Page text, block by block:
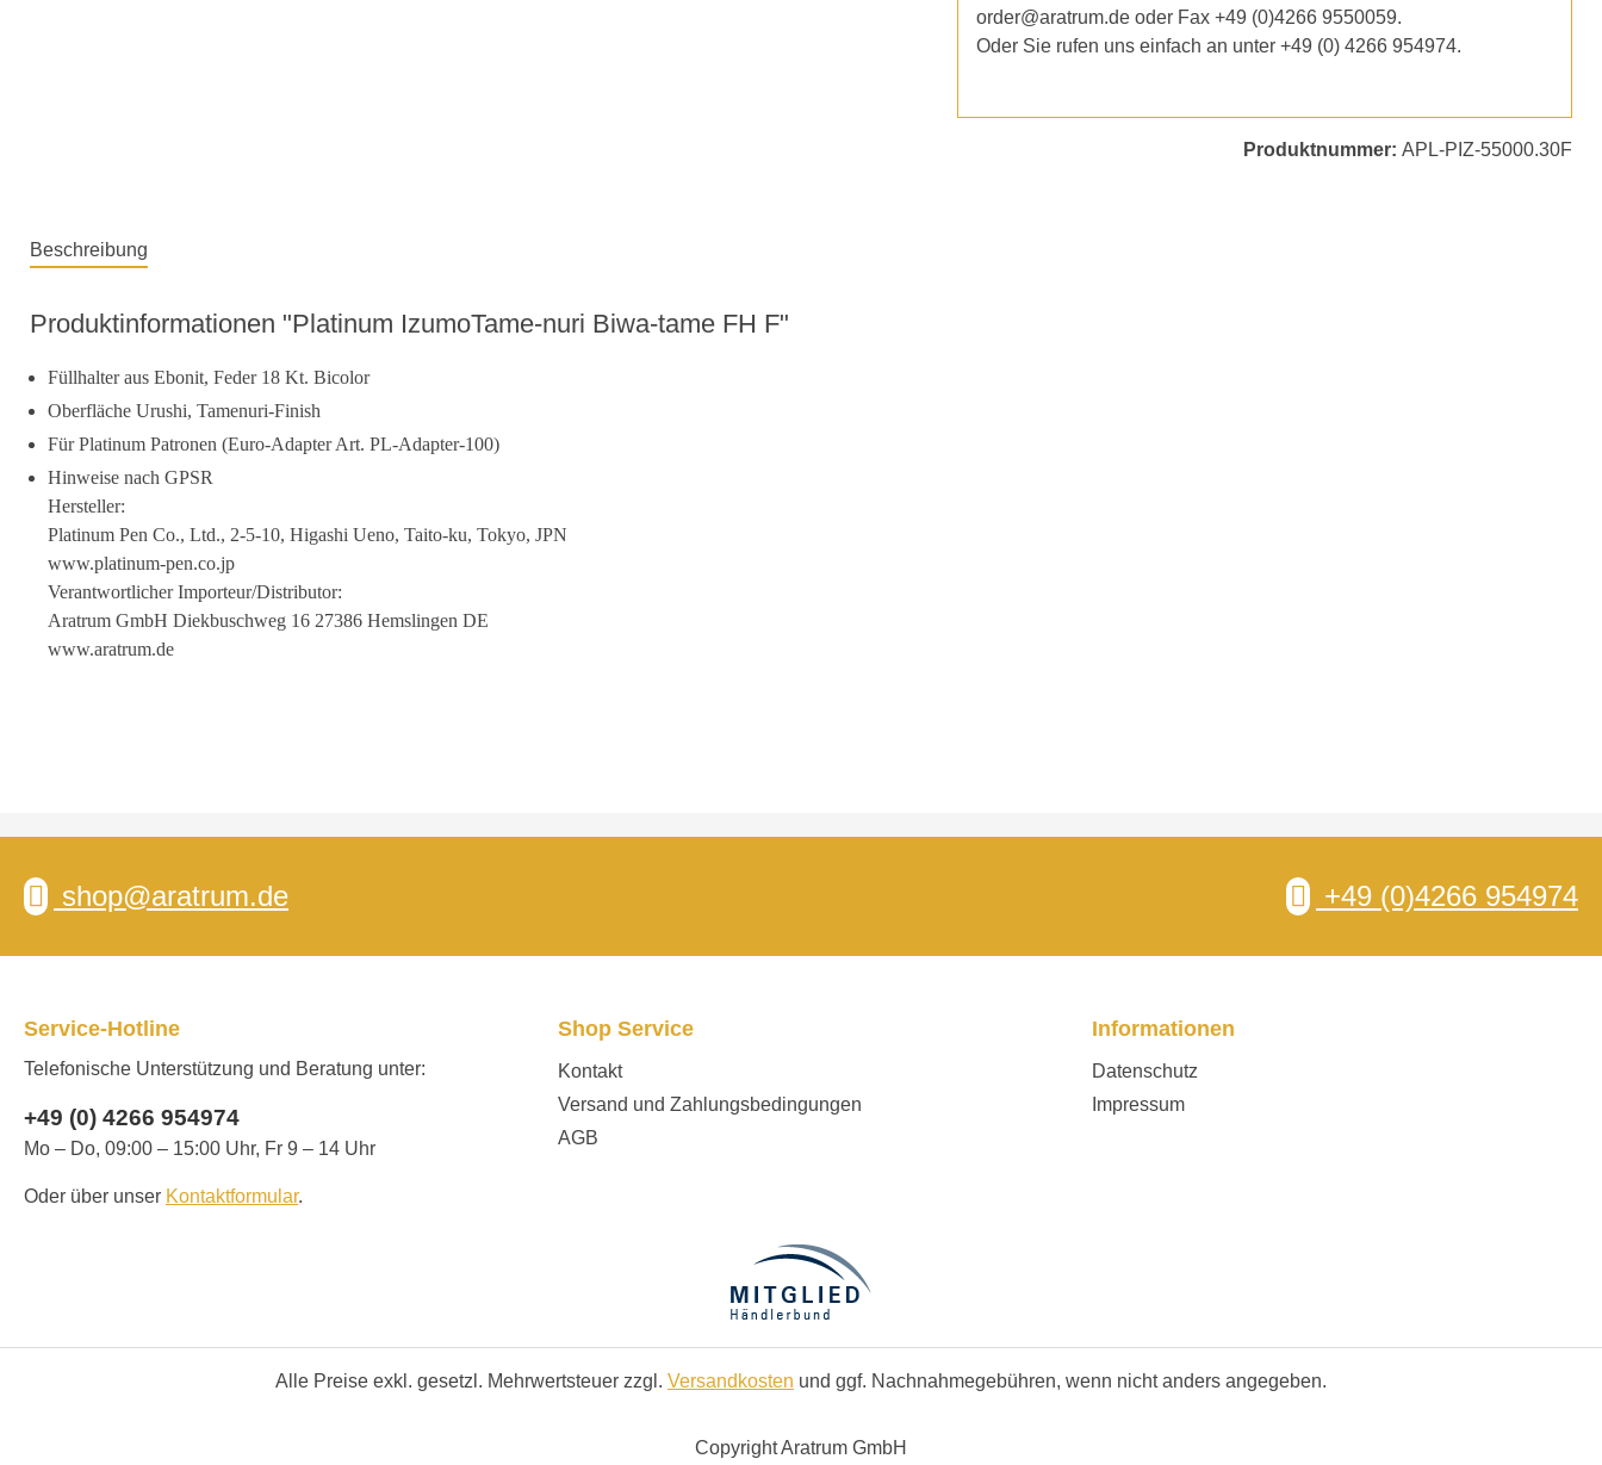
order@aratrum.de oder Fax +49 (0)4266 9550059.
Oder Sie rufen uns einfach an unter +49 (0) 4266 954974.
Produktnummer: APL-PIZ-55000.30F
Beschreibung
Produktinformationen "Platinum IzumoTame-nuri Biwa-tame FH F"
Füllhalter aus Ebonit, Feder 18 Kt. Bicolor
Oberfläche Urushi, Tamenuri-Finish
Für Platinum Patronen (Euro-Adapter Art. PL-Adapter-100)
Hinweise nach GPSR
Hersteller:
Platinum Pen Co., Ltd., 2-5-10, Higashi Ueno, Taito-ku, Tokyo, JPN
www.platinum-pen.co.jp
Verantwortlicher Importeur/Distributor:
Aratrum GmbH Diekbuschweg 16 27386 Hemslingen DE
www.aratrum.de
shop@aratrum.de +49 (0)4266 954974
Service-Hotline
Telefonische Unterstützung und Beratung unter:
+49 (0) 4266 954974
Mo – Do, 09:00 – 15:00 Uhr, Fr 9 – 14 Uhr
Oder über unser Kontaktformular.
Shop Service
Kontakt
Versand und Zahlungsbedingungen
AGB
Informationen
Datenschutz
Impressum
Alle Preise exkl. gesetzl. Mehrwertsteuer zzgl. Versandkosten und ggf. Nachnahmegebühren, wenn nicht anders angegeben.
Copyright Aratrum GmbH